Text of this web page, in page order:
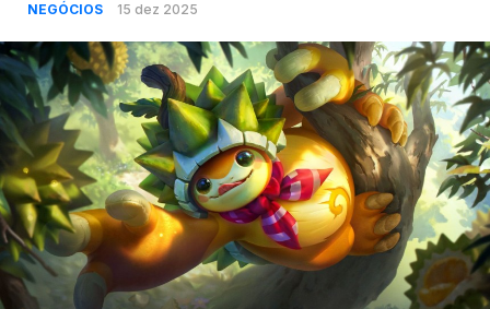
NEGÓCIOS 15 dez 2025